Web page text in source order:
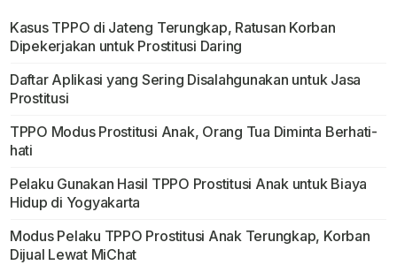
Kasus TPPO di Jateng Terungkap, Ratusan Korban
Dipekerjakan untuk Prostitusi Daring
Daftar Aplikasi yang Sering Disalahgunakan untuk Jasa
Prostitusi
TPPO Modus Prostitusi Anak, Orang Tua Diminta Berhati-
hati
Pelaku Gunakan Hasil TPPO Prostitusi Anak untuk Biaya
Hidup di Yogyakarta
Modus Pelaku TPPO Prostitusi Anak Terungkap, Korban
Dijual Lewat MiChat